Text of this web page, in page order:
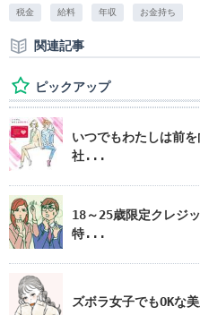
税金 給料 年収 お金持ち
関連記事
ピックアップ
いつでもわたしは前
社...
18～25歳限定クレジ
特...
ズボラ女子でもOKな